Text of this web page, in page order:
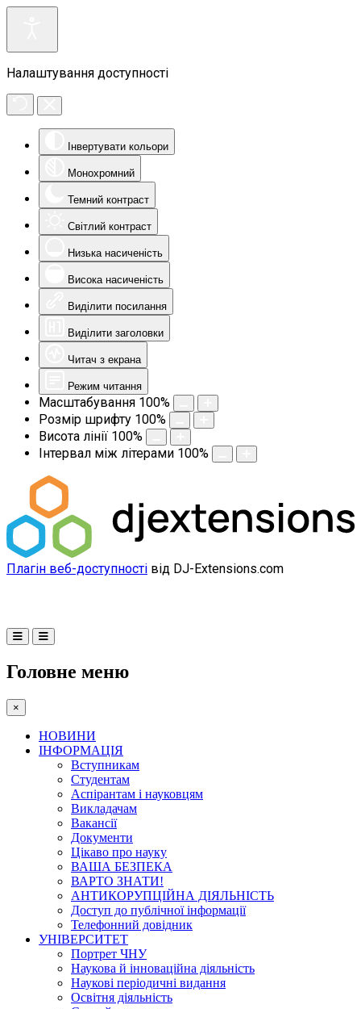
Налаштування доступності
Інвертувати кольори
Монохромний
Темний контраст
Світлий контраст
Низька насиченість
Висока насиченість
Виділити посилання
Виділити заголовки
Читач з екрана
Режим читання
Масштабування 100%
Розмір шрифту 100%
Висота лінії 100%
Інтервал між літерами 100%
Плагін веб-доступності від DJ-Extensions.com
Головне меню
×
НОВИНИ
ІНФОРМАЦІЯ
Вступникам
Студентам
Аспірантам і науковцям
Викладачам
Вакансії
Документи
Цікаво про науку
ВАША БЕЗПЕКА
ВАРТО ЗНАТИ!
АНТИКОРУПЦІЙНА ДІЯЛЬНІСТЬ
Доступ до публічної інформації
Телефонний довідник
УНІВЕРСИТЕТ
Портрет ЧНУ
Наукова й інноваційна діяльність
Наукові періодичні видання
Освітня діяльність